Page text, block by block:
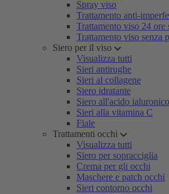
Spray viso
Trattamento anti-
Trattamento viso 24 ore
Trattamento viso senza
Siero per il viso
Visualizza tutti
Sieri antirughe
Sieri al collagene
Siero idratante
Siero all'acido ialuronico
Sieri alla vitamina C
Fiale
Trattamenti occhi
Visualizza tutti
Siero per sopracciglia
Crema per gli occhi
Maschere e patch occhi
Sieri contorno occhi